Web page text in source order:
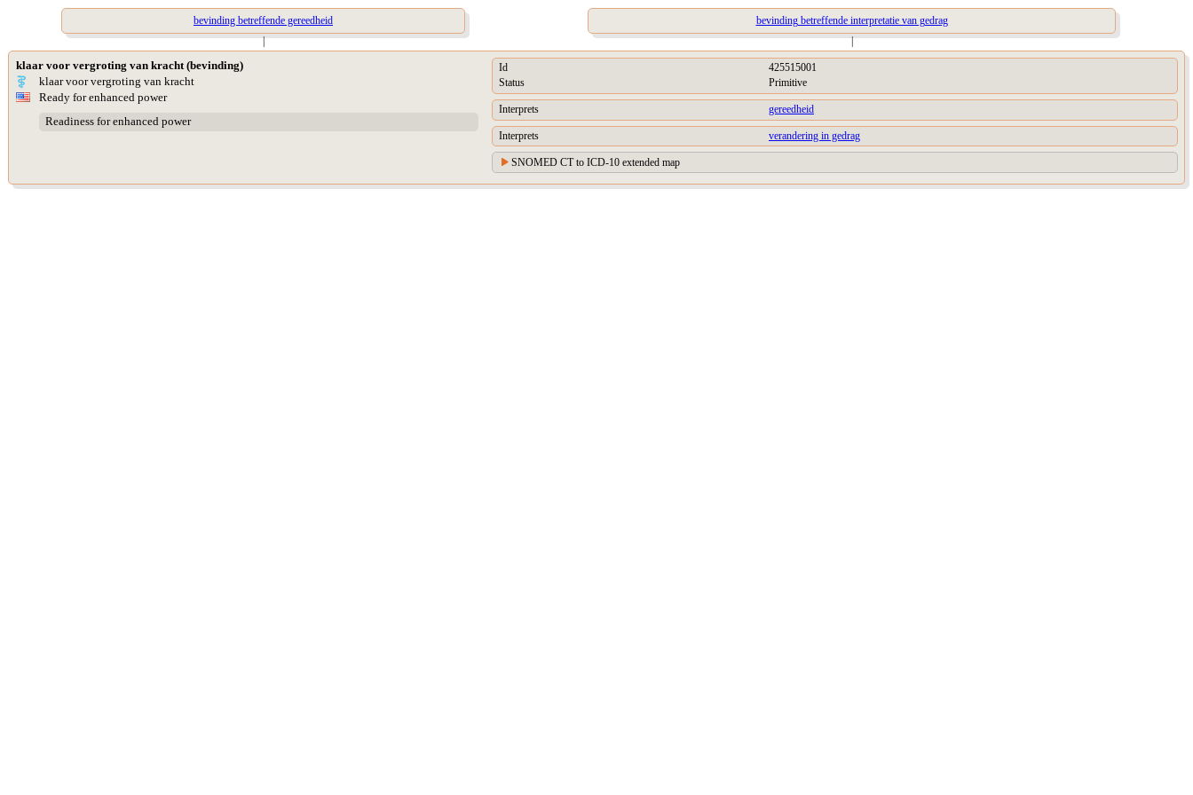
bevinding betreffende gereedheid
bevinding betreffende interpretatie van gedrag
|
|
klaar voor vergroting van kracht (bevinding)
klaar voor vergroting van kracht
Ready for enhanced power
Readiness for enhanced power
Id
425515001
Status
Primitive
Interprets gereedheid
Interprets verandering in gedrag
SNOMED CT to ICD-10 extended map